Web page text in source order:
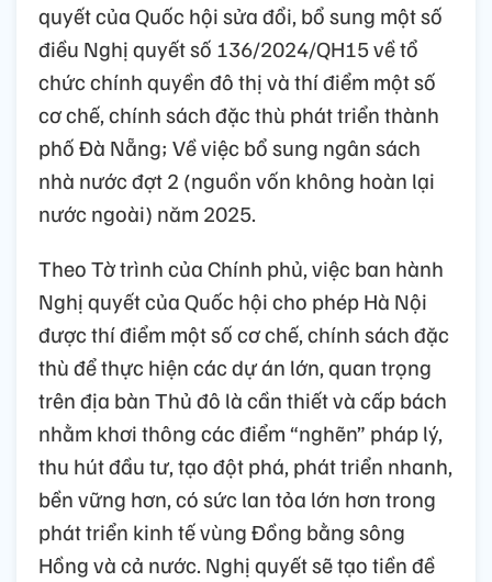
quyết của Quốc hội sửa đổi, bổ sung một số
điều Nghị quyết số 136/2024/QH15 về tổ
chức chính quyền đô thị và thí điểm một số
cơ chế, chính sách đặc thù phát triển thành
phố Đà Nẵng; Về việc bổ sung ngân sách
nhà nước đợt 2 (nguồn vốn không hoàn lại
nước ngoài) năm 2025.
Theo Tờ trình của Chính phủ, việc ban hành
Nghị quyết của Quốc hội cho phép Hà Nội
được thí điểm một số cơ chế, chính sách đặc
thù để thực hiện các dự án lớn, quan trọng
trên địa bàn Thủ đô là cần thiết và cấp bách
nhằm khơi thông các điểm “nghẽn” pháp lý,
thu hút đầu tư, tạo đột phá, phát triển nhanh,
bền vững hơn, có sức lan tỏa lớn hơn trong
phát triển kinh tế vùng Đồng bằng sông
Hồng và cả nước. Nghị quyết sẽ tạo tiền đề